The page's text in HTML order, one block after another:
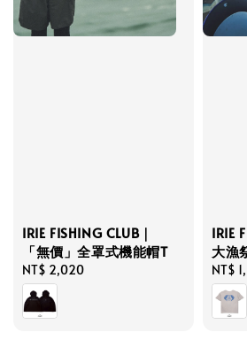
IRIE FISHING CLUB｜
「無價」全罩式機能帽T
Regular
price
NT$ 2,020
IRIE
大漁
price
NT$